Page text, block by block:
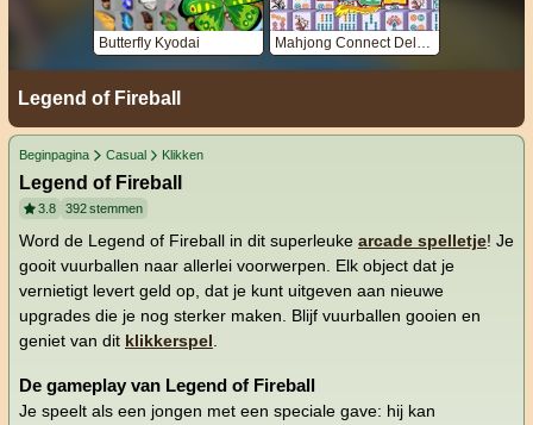
Butterfly Kyodai Mahjong Connect Deluxe
Legend of Fireball
Beginpagina Casual Klikken
Legend of Fireball
3.8 392stemmen
Word de Legend of Fireball in dit superleuke arcade spelletje! Je
gooit vuurballen naar allerlei voorwerpen. Elk object dat je
vernietigt levert geld op, dat je kunt uitgeven aan nieuwe
upgrades die je nog sterker maken. Blijf vuurballen gooien en
geniet van dit klikkerspel.
De gameplay van Legend of Fireball
Je speelt als een jongen met een speciale gave: hij kan